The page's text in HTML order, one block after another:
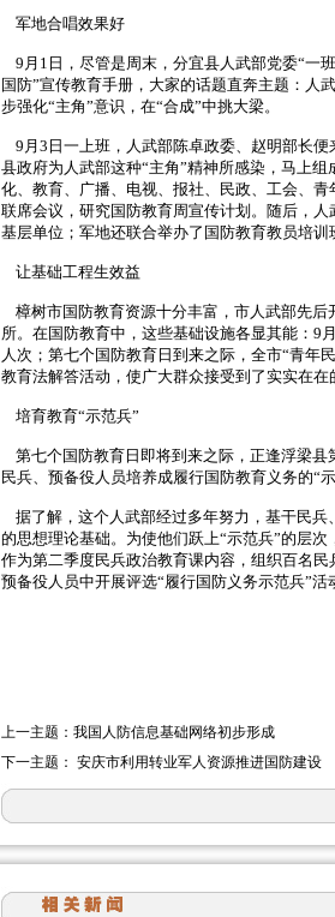
军地合唱效果好
9月1日，尽管是周末，分宜县人武部党委“一
国防”宣传教育手册，大家的话题直奔主题：人
步强化“主角”意识，在“合成”中挑大梁。
9月3日一上班，人武部陈卓政委、赵明部长
县政府为人武部这种“主角”精神所感染，马上
化、教育、广播、电视、报社、民政、工会、
联席会议，研究国防教育周宣传计划。随后，
基层单位；军地还联合举办了国防教育教员培
让基础工程生效益
樟树市国防教育资源十分丰富，市人武部先后
所。在国防教育中，这些基础设施各显其能：9
人次；第七个国防教育日到来之际，全市“青年
教育法解答活动，使广大群众接受到了实实在在
培育教育“示范兵”
第七个国防教育日即将到来之际，正逢浮梁县
民兵、预备役人员培养成履行国防教育义务的“
据了解，这个人武部经过多年努力，基干民兵
的思想理论基础。为使他们跃上“示范兵”的层
作为第二季度民兵政治教育课内容，组织百名
预备役人员中开展评选“履行国防义务示范兵”
上一主题： 我国人防信息基础网络初步形成
下一主题： 安庆市利用转业军人资源推进国防建设